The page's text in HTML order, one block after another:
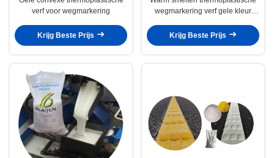
verf voor wegmarkering
Krijg Beste Prijs
wegmarkering verf gele kleur
Krijg Beste Prijs